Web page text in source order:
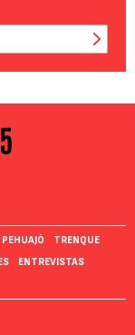
PEHUAJÓ
TRENQUE
ENTREVISTAS